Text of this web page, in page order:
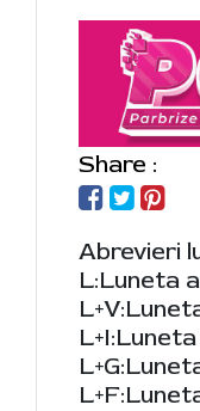
Share :
Abrevieri
L:Luneta